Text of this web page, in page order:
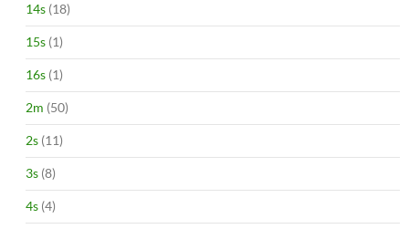
14s (18)
15s (1)
16s (1)
2m (50)
2s (11)
3s (8)
4s (4)